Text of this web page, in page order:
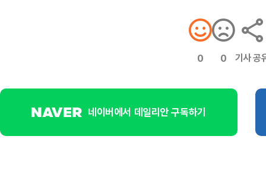
0 0 기사 공
네이버에서 데일리안 구독하기